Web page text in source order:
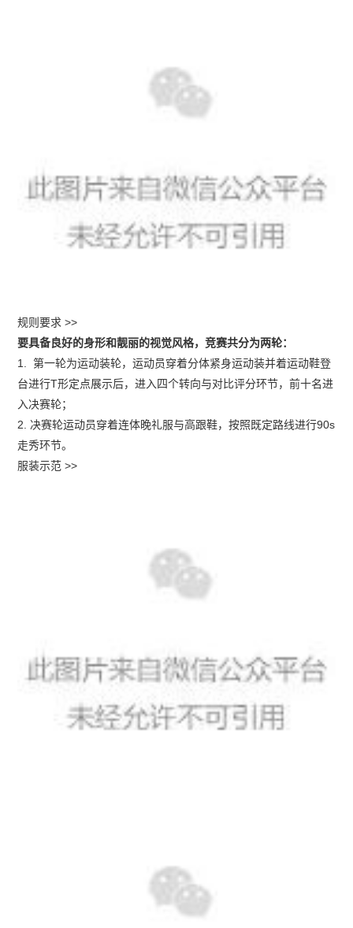
规则要求 >>
要具备良好的身形和靓丽的视觉风格，竞赛共分为两轮：
1. 第一轮为运动装轮，运动员穿着分体紧身运动装并着运动鞋登
台进行T形定点展示后，进入四个转向与对比评分环节，前十名进
入决赛轮；
2. 决赛轮运动员穿着连体晚礼服与高跟鞋，按照既定路线进行90s
走秀环节。
服装示范 >>